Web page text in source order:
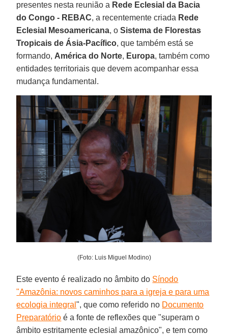
presentes nesta reunião a Rede Eclesial da Bacia
do Congo - REBAC, a recentemente criada Rede
Eclesial Mesoamericana, oSistema de Florestas
Tropicais de Ásia-Pacífico, que também está se
formando, América do Norte, Europa, também como
entidades territoriais que devem acompanhar essa
mudança fundamental.
(Foto: Luis Miguel Modino)
Este evento é realizado no âmbito do Sínodo
"Amazônia: novos caminhos para a igreja e para uma
ecologia integral", que como referido no Documento
Preparatório é a fonte de reflexões que "superam o
âmbito estritamente eclesial amazônico", e tem como